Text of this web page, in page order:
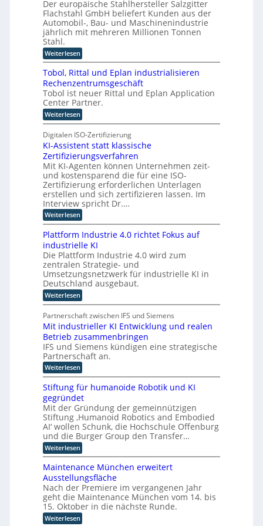
I
-
P
r
o
j
e
t
e
i
n
d
e
r
I
n
d
u
s
t
r
e
e
r
m
ö
g
i
h
e
n
t
i
g
n
g
u
s
w
r
d
n
e
u
e
r
W
a
g
o
-
C
E
O
s
W
e
i
t
r
b
i
l
d
u
n
g
s
a
n
g
e
b
o
t
z
u
m
C
y
b
e
r
R
e
s
i
l
i
e
n
c
e
A
c
t
Der europäische Stahlhersteller Salzgitter
Flachstahl GmbH beliefert Kunden aus der
Automobil-, Bau- und Maschinenindustrie
jährlich mit mehreren Millionen Tonnen
Stahl.
Weiterlesen:
S
y
n
c
r
o
t
e
s
s
f
ü
r
d
i
e
i
n
t
e
r
n
e
T
r
a
n
s
p
o
r
t
l
o
g
i
s
t
i
Tobol, Rittal und Eplan industrialisieren
Rechenzentrumsgeschäft
Tobol ist neuer Rittal und Eplan Application
Center Partner.
Weiterlesen:
T
o
b
o
l
,
R
i
t
t
a
l
u
d
E
p
a
n
i
n
d
u
s
t
r
i
a
l
i
s
i
e
r
e
n
R
e
c
h
e
n
z
e
n
t
r
u
Digitalen ISO-Zertifizierung
KI-Assistent statt klassische
Zertifizierungsverfahren
Mit KI-Agenten können Unternehmen zeit-
und kostensparend die für eine ISO-
Zertifizierung erforderlichen Unterlagen
erstellen und sich zertifizieren lassen. Im
Interview spricht Dr.…
Weiterlesen:
K
-
A
s
i
s
t
e
n
t
s
t
a
t
t
k
l
a
s
s
i
s
c
h
e
Z
e
t
i
f
z
i
e
Plattform Industrie 4.0 richtet Fokus auf
industrielle KI
Die Plattform Industrie 4.0 wird zum
zentralen Strategie- und
Umsetzungsnetzwerk für industrielle KI in
Deutschland ausgebaut.
Weiterlesen:
P
a
t
t
f
o
r
m
I
n
d
u
s
t
r
i
e
4
.
0
r
i
c
h
t
e
Partnerschaft zwischen IFS und Siemens
Mit industrieller KI Entwicklung und realen
Betrieb zusammenbringen
IFS und Siemens kündigen eine strategische
Partnerschaft an.
Weiterlesen:
M
i
t
i
n
d
u
s
t
r
i
e
l
e
r
K
I
E
Stiftung für humanoide Robotik und KI
gegründet
Mit der Gründung der gemeinnützigen
Stiftung ‚Humanoid Robotics and Embodied
AI‘ wollen Schunk, die Hochschule Offenburg
und die Burger Group den Transfer…
Weiterlesen:
S
i
f
t
u
n
g
f
Maintenance München erweitert
Ausstellungsfläche
Nach der Premiere im vergangenen Jahr
geht die Maintenance München vom 14. bis
15. Oktober in die nächste Runde.
Weiterlesen: